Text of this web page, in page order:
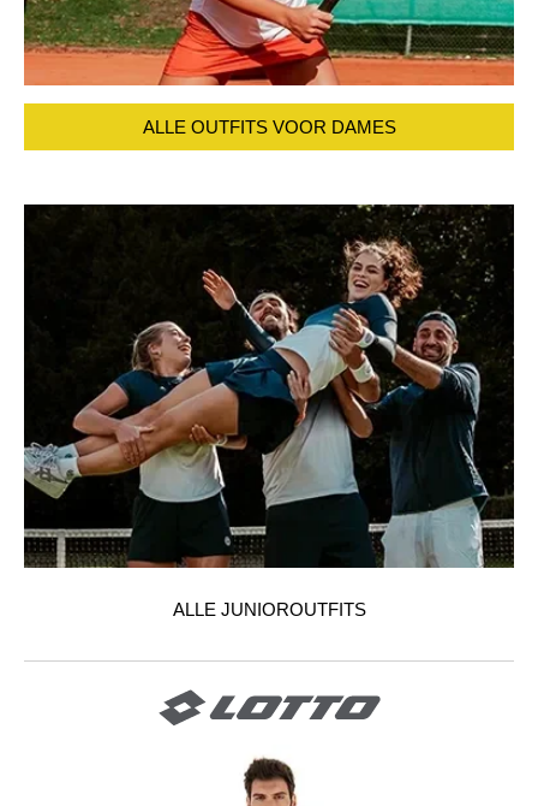
ALLE OUTFITS VOOR DAMES
ALLE JUNIOROUTFITS